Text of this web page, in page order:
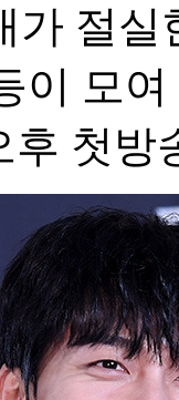
가 절
이 모
후 첫방